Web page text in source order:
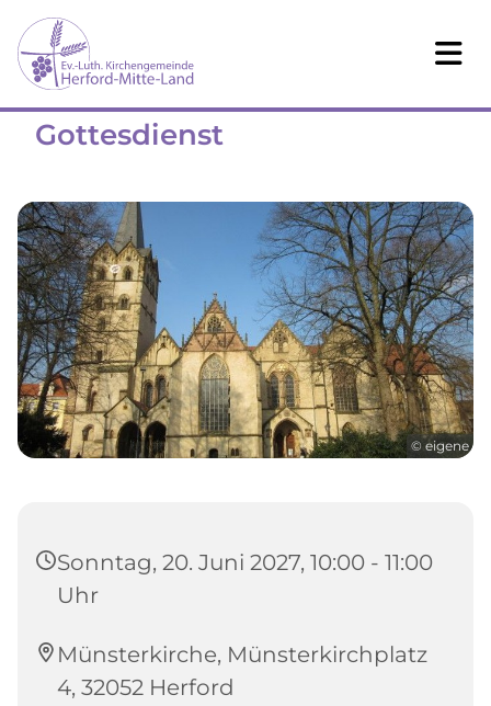
Gottesdienst
© eigene
Sonntag, 20. Juni 2027, 10:00 - 11:00
Uhr
Münsterkirche, Münsterkirchplatz
4, 32052 Herford